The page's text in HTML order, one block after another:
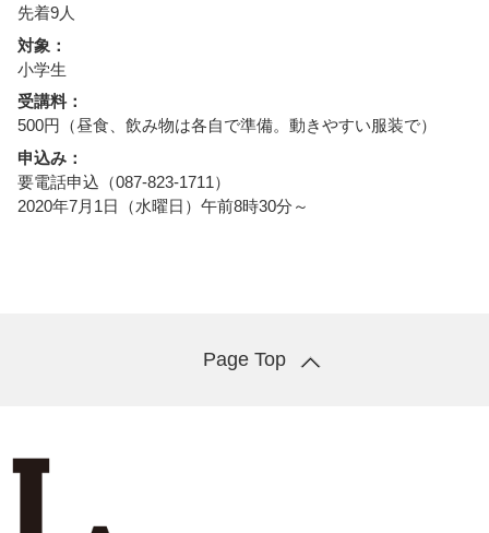
先着9人
対象：
小学生
受講料：
500円（昼食、飲み物は各自で準備。動きやすい服装で）
申込み：
要電話申込（087-823-1711）
2020年7月1日（水曜日）午前8時30分～
Page Top